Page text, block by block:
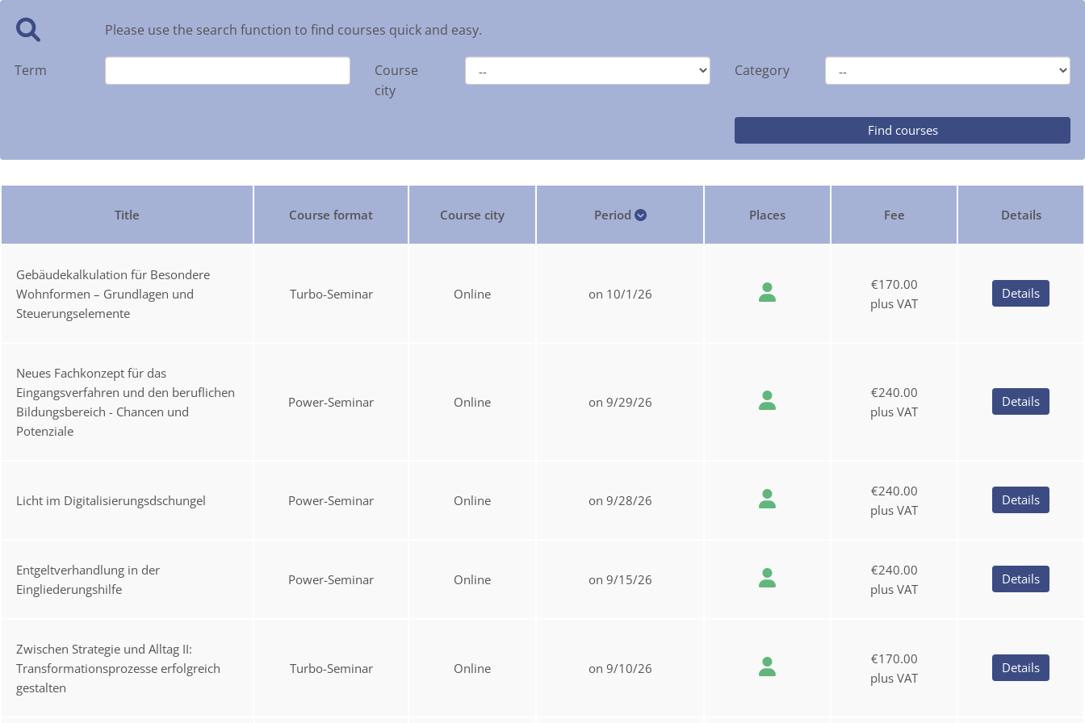
Please use the search function to find courses quick and easy.
Term
Course
city
Category
Title Course format Course city Period Places Fee Details
Gebäudekalkulation für Besondere
Wohnformen – Grundlagen und
Steuerungselemente
Turbo-Seminar Online on 10/1/26
€170.00
plus VAT
Details
Neues Fachkonzept für das
Eingangsverfahren und den beruflichen
Bildungsbereich - Chancen und
Potenziale
Power-Seminar Online on 9/29/26
€240.00
plus VAT
Details
Licht im Digitalisierungsdschungel Power-Seminar Online on 9/28/26
€240.00
plus VAT
Details
Entgeltverhandlung in der
Eingliederungshilfe
Power-Seminar Online on 9/15/26
€240.00
plus VAT
Details
Zwischen Strategie und Alltag II:
Transformationsprozesse erfolgreich
gestalten
Turbo-Seminar Online on 9/10/26
€170.00
plus VAT
Details